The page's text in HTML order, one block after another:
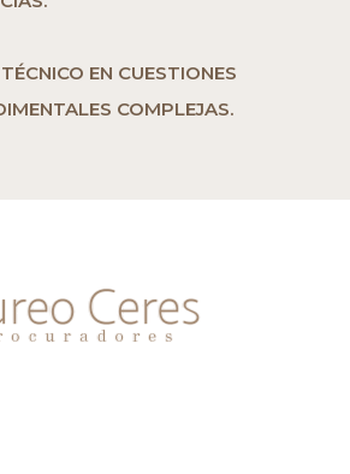
EN CUESTIONES
COMPLEJAS.